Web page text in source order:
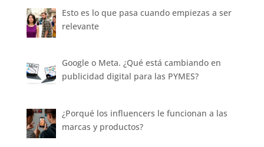
Esto es lo que pasa cuando empiezas a ser
relevante
Google o Meta. ¿Qué está cambiando en
publicidad digital para las PYMES?
¿Porqué los influencers le funcionan a las
marcas y productos?